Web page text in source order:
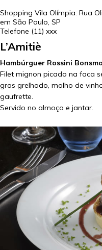
Shopping Vila Olímpia: Rua
em São Paulo, SP
Telefone (11) xxx
L’Amitiè
Hambúrguer Rossini
Filet mignon picado na faca
gras grelhado, molho de
gaufrette.
Servido no almoço e jantar.